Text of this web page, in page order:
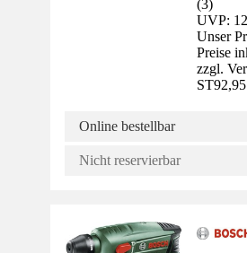
(3)
UVP:
Unser
Preise
zzgl.
ST
Online bestellbar
Nicht reservierbar